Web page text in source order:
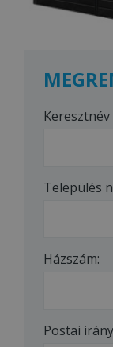
Keresztnév
Település
Házszám:
Postai